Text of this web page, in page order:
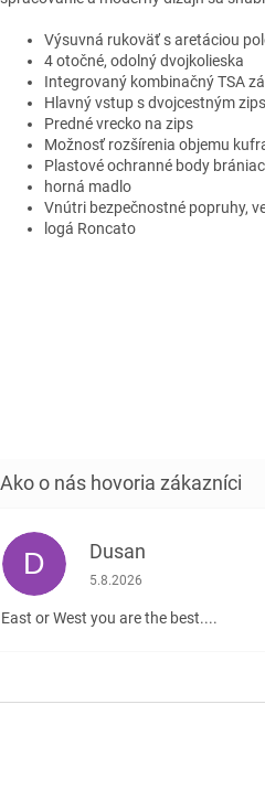
Výsuvná rukoväť s aretáciou
4 otočné, odolný dvojkolieska
Integrovaný kombinačný TSA
Hlavný vstup s dvojcestným
Predné vrecko na zips
Možnosť rozšírenia objemu
Plastové ochranné body
horná madlo
Vnútri bezpečnostné popruhy,
logá Roncato
D Dusan
Hodnotenie obchodu je 5
5.8.2026
East or West you are the best....